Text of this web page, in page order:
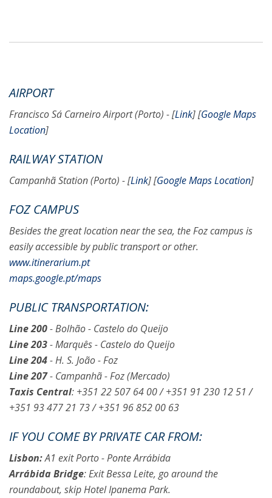
AIRPORT
Francisco Sá Carneiro Airport (Porto) - [Link] [Google Maps
Location]
RAILWAY STATION
Campanhã Station (Porto) - [Link] [Google Maps Location]
FOZ CAMPUS
Besides the great location near the sea, the Foz campus is
easily accessible by public transport or other.
www.itinerarium.pt
maps.google.pt/maps
PUBLIC TRANSPORTATION:
Line 200- Bolhão - Castelo do Queijo
Line 203- Marquês - Castelo do Queijo
Line 204- H. S. João - Foz
Line 207- Campanhã - Foz (Mercado)
Taxis Central: +351 22 507 64 00 / +351 91 230 12 51 /
+351 93 477 21 73 / +351 96 852 00 63
IF YOU COME BY PRIVATE CAR FROM:
Lisbon:A1 exit Porto - Ponte Arrábida
Arrábida Bridge: Exit Bessa Leite, go around the
roundabout, skip Hotel Ipanema Park.